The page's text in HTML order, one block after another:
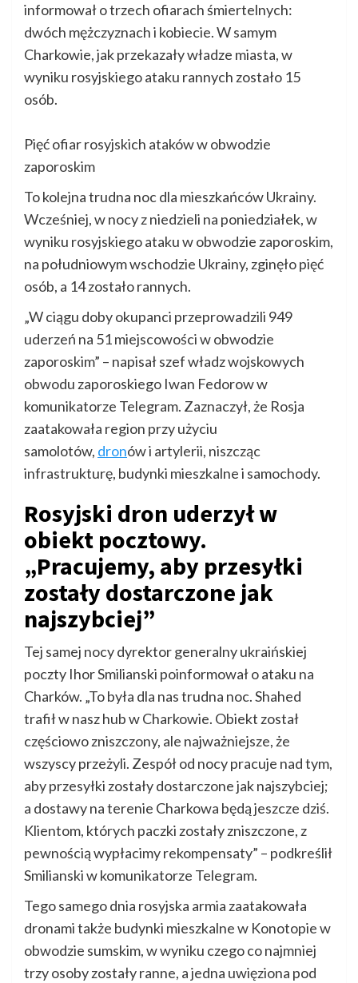
informował o trzech ofiarach śmiertelnych:
dwóch mężczyznach i kobiecie. W samym
Charkowie, jak przekazały władze miasta, w
wyniku rosyjskiego ataku rannych zostało 15
osób.
Pięć ofiar rosyjskich ataków w obwodzie
zaporoskim
To kolejna trudna noc dla mieszkańców Ukrainy.
Wcześniej, w nocy z niedzieli na poniedziałek, w
wyniku rosyjskiego ataku w obwodzie zaporoskim,
na południowym wschodzie Ukrainy, zginęło pięć
osób, a 14 zostało rannych.
„W ciągu doby okupanci przeprowadzili 949
uderzeń na 51 miejscowości w obwodzie
zaporoskim” – napisał szef władz wojskowych
obwodu zaporoskiego Iwan Fedorow w
komunikatorze Telegram. Zaznaczył, że Rosja
zaatakowała region przy użyciu
samolotów, dronów i artylerii, niszcząc
infrastrukturę, budynki mieszkalne i samochody.
Rosyjski dron uderzył w
obiekt pocztowy.
„Pracujemy, aby przesyłki
zostały dostarczone jak
najszybciej”
Tej samej nocy dyrektor generalny ukraińskiej
poczty Ihor Smilianski poinformował o ataku na
Charków. „To była dla nas trudna noc. Shahed
trafił w nasz hub w Charkowie. Obiekt został
częściowo zniszczony, ale najważniejsze, że
wszyscy przeżyli. Zespół od nocy pracuje nad tym,
aby przesyłki zostały dostarczone jak najszybciej;
a dostawy na terenie Charkowa będą jeszcze dziś.
Klientom, których paczki zostały zniszczone, z
pewnością wypłacimy rekompensaty” – podkreślił
Smilianski w komunikatorze Telegram.
Tego samego dnia rosyjska armia zaatakowała
dronami także budynki mieszkalne w Konotopie w
obwodzie sumskim, w wyniku czego co najmniej
trzy osoby zostały ranne, a jedna uwięziona pod